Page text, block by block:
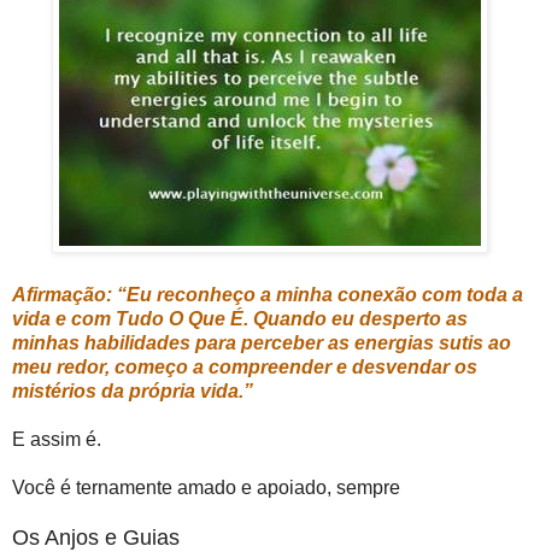
Afirmação: “Eu reconheço a minha conexão com toda a
vida e com Tudo O Que É. Quando eu desperto as
minhas habilidades para perceber as energias sutis ao
meu redor, começo a compreender e desvendar os
mistérios da própria vida.”
E assim é.
Você é ternamente amado e apoiado, sempre
Os Anjos e Guias